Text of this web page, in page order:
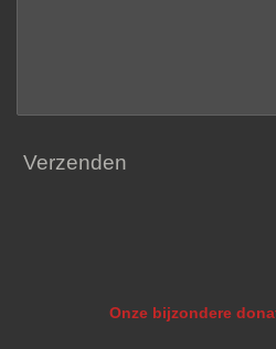
Verzenden
Onze bijzondere